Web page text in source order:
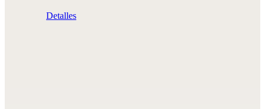
Detalles